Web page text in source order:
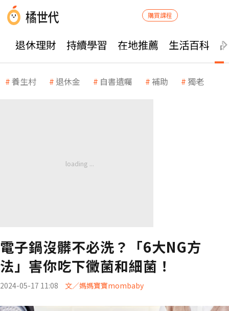
購買課程
退休理財 持續學習 在地推薦 生活百科
養生村 退休金 自書遺囑 補助 獨老
電子鍋沒髒不必洗？「6大NG方
法」害你吃下黴菌和細菌！
2024-05-17 11:08 文／媽媽寶寶mombaby